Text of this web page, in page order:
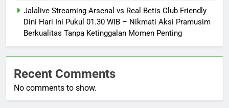
Jalalive Streaming Arsenal vs Real Betis Club Friendly
Dini Hari Ini Pukul 01.30 WIB – Nikmati Aksi Pramusim
Berkualitas Tanpa Ketinggalan Momen Penting
Recent Comments
No comments to show.